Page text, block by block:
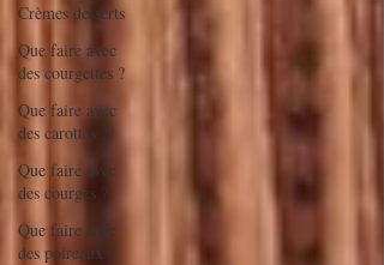
Crèmes desserts
Que faire avec
des courgettes ?
Que faire avec
des carottes ?
Que faire avec
des courges ?
Que faire avec
des poireaux ?